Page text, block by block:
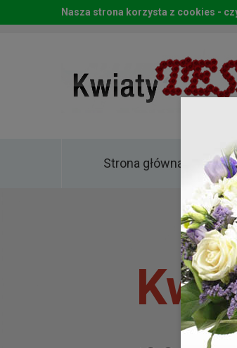
Strona główna
Nasza strona korzysta z cookies -